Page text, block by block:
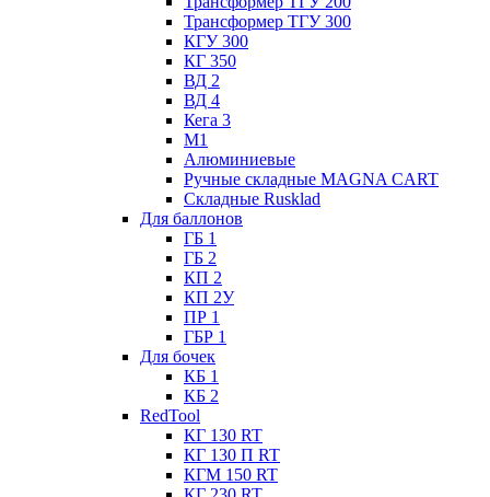
Трансформер ТГУ 300
КГУ 300
КГ 350
ВД 2
ВД 4
Кега 3
М1
Алюминиевые
Ручные складные MAGNA CART
Складные Rusklad
Для баллонов
ГБ 1
ГБ 2
КП 2
КП 2У
ПР 1
ГБР 1
Для бочек
КБ 1
КБ 2
RedTool
КГ 130 RT
КГ 130 П RT
КГМ 150 RT